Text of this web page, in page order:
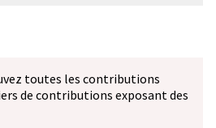
toutes les contributions
de contributions exposant des